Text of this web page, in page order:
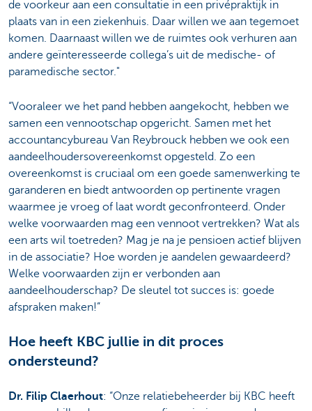
de voorkeur aan een consultatie in een privépraktijk in
plaats van in een ziekenhuis. Daar willen we aan tegemoet
komen. Daarnaast willen we de ruimtes ook verhuren aan
andere geïnteresseerde collega’s uit de medische- of
paramedische sector."
“Vooraleer we het pand hebben aangekocht, hebben we
samen een vennootschap opgericht. Samen met het
accountancybureau Van Reybrouck hebben we ook een
aandeelhoudersovereenkomst opgesteld. Zo een
overeenkomst is cruciaal om een goede samenwerking te
garanderen en biedt antwoorden op pertinente vragen
waarmee je vroeg of laat wordt geconfronteerd. Onder
welke voorwaarden mag een vennoot vertrekken? Wat als
een arts wil toetreden? Mag je na je pensioen actief blijven
in de associatie? Hoe worden je aandelen gewaardeerd?
Welke voorwaarden zijn er verbonden aan
aandeelhouderschap? De sleutel tot succes is: goede
afspraken maken!”
Hoe heeft KBC jullie in dit proces
ondersteund?
Dr. Filip Claerhout: “Onze relatiebeheerder bij KBC heeft